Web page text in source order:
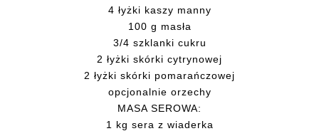
4 łyżki kaszy manny
100 g masła
3/4 szklanki cukru
2 łyżki skórki cytrynowej
2 łyżki skórki pomarańczowej
opcjonalnie orzechy
MASA SEROWA:
1 kg sera z wiaderka